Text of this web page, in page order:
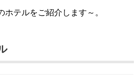
テルをご紹介します～。